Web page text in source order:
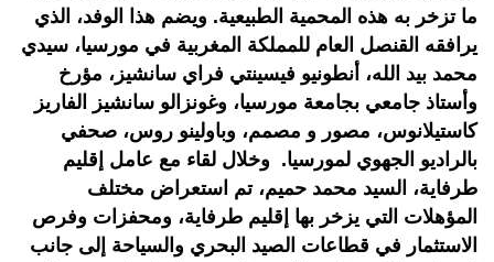
ما تزخر به هذه المحمية الطبيعية. ويضم هذا الوفد، الذي
يرافقه القنصل العام للمملكة المغربية في مورسيا، سيدي
محمد بيد الله، أنطونيو فيسينتي فراي سانشيز، مؤرخ
وأستاذ جامعي بجامعة مورسيا، وغونزالو سانشيز الفاريز
كاستيلانوس، مصور و مصمم، وباولينو روس، صحفي
بالراديو الجهوي لمورسيا. وخلال لقاء مع عامل إقليم
طرفاية، السيد محمد حميم، تم استعراض مختلف
المؤهلات التي يزخر بها إقليم طرفاية، ومحفزات وفرص
الاستثمار في قطاعات الصيد البحري والسياحة إلى جانب